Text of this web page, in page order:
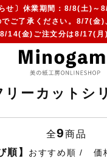
らせ〕休業期間：8/8(土)
でご了承ください。8/7(金
14(金)ご注文分は8/17(月)
リーカットシ
全9商品
順】 おすすめ順 価